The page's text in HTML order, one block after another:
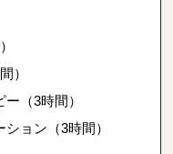
）
（3時間）
ョン（3時間）